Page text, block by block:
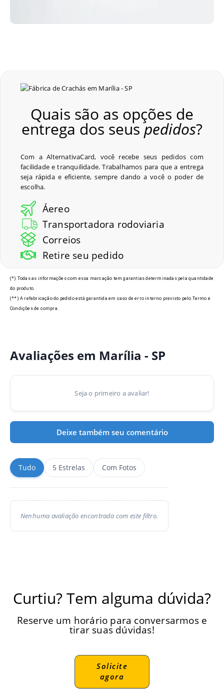
Quais são as opções de
entrega dos seuspedidos?
Com a AlternativaCard, você recebe seus pedidos com
facilidade e tranquilidade. Trabalhamos para que a entrega
seja rápida e eficiente, sempre dando a você o poder de
escolha.
Áereo
Transportadora rodoviaria
Correios
Retire seu pedido
(*) Todas as informações com essa marcação tem garantias determinadas pela quantidade
do produto.
(**) A refabricação do pedido está garantida em caso de erro interno previsto pelo Termo e
Condições de compra.
Avaliações em Marília - SP
Seja o primeiro a avaliar!
Deixe também seu comentário
Tudo 5 Estrelas Com Fotos
Nenhuma avaliação encontrada com este filtro.
Curtiu? Tem alguma dúvida?
Reserve um horário para conversarmos e
tirar suas dúvidas!
Solicite
agora